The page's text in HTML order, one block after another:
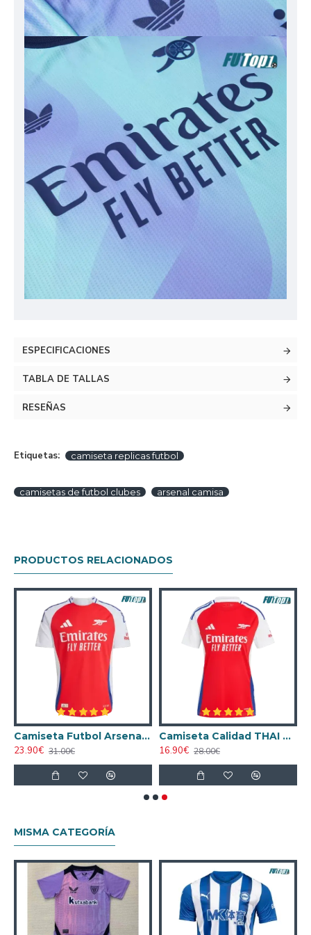
ESPECIFICACIONES
TABLA DE TALLAS
RESEÑAS
Etiquetas: camiseta replicas futbol
camisetas de futbol clubes arsenal camisa
PRODUCTOS RELACIONADOS
Camiseta Futbol Arsenal Home 2024/25 Versión Jugador
23.90€ 31.00€
Camiseta Calidad THAI Arsenal Local 2024/25 Mujer
16.90€ 28.00€
MISMA CATEGORÍA